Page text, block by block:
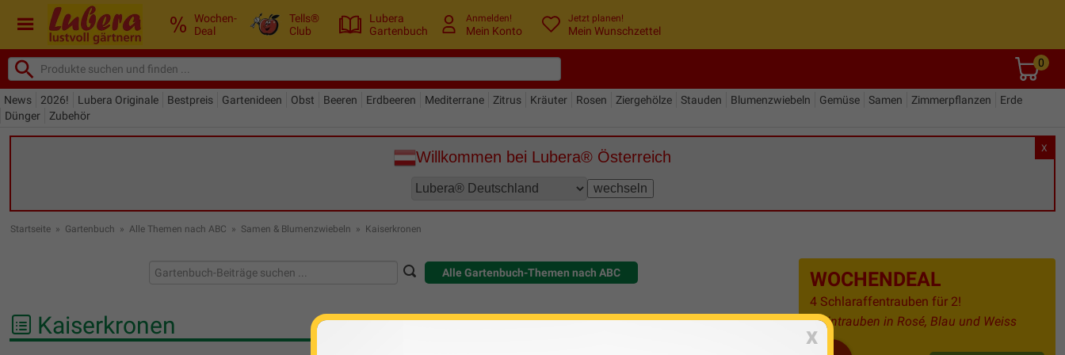
Wochen-
Deal
Tells®
Club
Lubera
Gartenbuch
Anmelden!
Mein Konto
Jetzt planen!
Mein Wunschzettel
0
News 2026! Lubera Originale Bestpreis Gartenideen Obst Beeren Erdbeeren Mediterrane Zitrus Kräuter Rosen Ziergehölze Stauden Blumenzwiebeln Gemüse Samen Zimmerpflanzen
Erde
Dünger
Zubehör
X
Willkommen bei Lubera® Österreich
Startseite » Gartenbuch » Alle Themen nach ABC » Samen & Blumenzwiebeln » Kaiserkronen
WOCHENDEAL
4 Schlaraffentrauben für 2!
Weintrauben in Rosé, Blau und Weiss
Alle Gartenbuch-Themen nach ABC
Kaiserkronen x